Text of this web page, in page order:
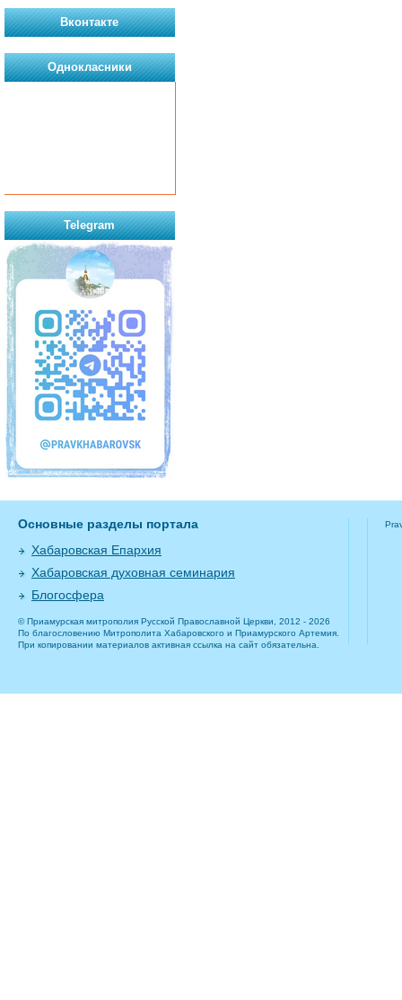
Вконтакте
Однокласники
Telegram
Основные разделы портала
Хабаровская Епархия
Хабаровская духовная семинария
Блогосфера
© Приамурская митрополия Русской Православной Церкви, 2012 - 2026
По благословению Митрополита Хабаровского и Приамурского Артемия.
При копировании материалов активная ссылка на сайт обязательна.